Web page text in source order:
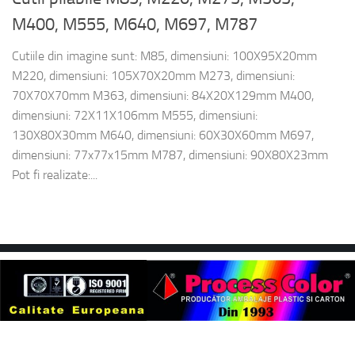
M400, M555, M640, M697, M787
Cutiile din imagine sunt: M85, dimensiuni: 100X95X20mm
M220, dimensiuni: 105X70X20mm M273, dimensiuni:
70X70X70mm M363, dimensiuni: 84X20X129mm M400,
dimensiuni: 72X11X106mm M555, dimensiuni:
130X80X30mm M640, dimensiuni: 60X30X60mm M697,
dimensiuni: 77x77x15mm M787, dimensiuni: 90X80X23mm
Pot fi realizate:...